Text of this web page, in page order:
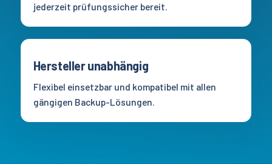
jederzeit prüfungssicher bereit.
Hersteller unabhängig
Flexibel einsetzbar und kompatibel mit allen
gängigen Backup-Lösungen.